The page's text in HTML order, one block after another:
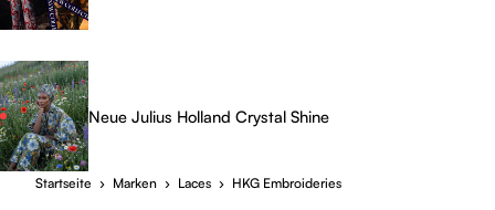
Neue Julius Holland Crystal Shine
Startseite › Marken › Laces › HKG Embroideries